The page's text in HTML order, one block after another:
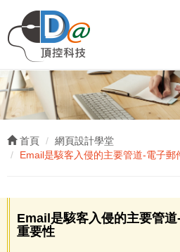
D
首頁
網頁設計學堂
Email是駭客入侵的主要管道-電子郵
Email是駭客入侵的主要管
重要性